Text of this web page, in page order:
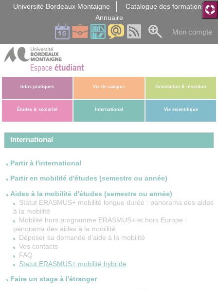
Université Bordeaux Montaigne
Catalogue des formations
Annuaire
Mon compte
Infos pratiques Vie de campus Orientation & insertion
Études & scolarité International Vie scientifique
International
Partir à l'international
Partir en mobilité d'études (semestre ou année)
Aides à la mobilité d'études (semestre ou année)
Statut ERASMUS+ mobilité longue durée : panorama des aides
à la mobilité
Mobilité hors programme ERASMUS+ et hors Europe :
panorama des aides à la mobilité
Déposer sa demande d'aide à la mobilité
Vos contacts
FAQ
Statut ERASMUS+ mobilité hybride
Faire un stage à l'étranger
Gestion des cookies